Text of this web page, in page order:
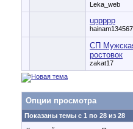
Leka_web
uppppp
СП
ростовок
zakat17
Опции просмотра
Показаны темы с 1 по 28 из 28